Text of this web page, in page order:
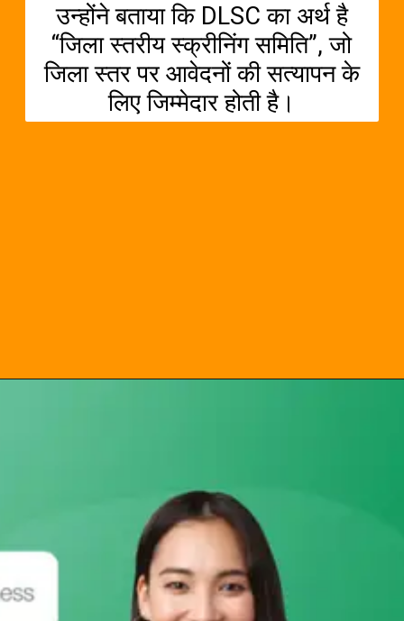
उन्होंने बताया कि DLSC का अर्थ है
“जिला स्तरीय स्क्रीनिंग समिति”, जो
जिला स्तर पर आवेदनों की सत्यापन के
लिए जिम्मेदार होती है।